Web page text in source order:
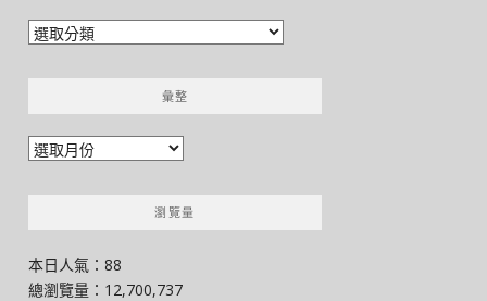
分
別
彙整
彙
瀏覽量
本日人氣：88
總瀏覽量：12,700,737